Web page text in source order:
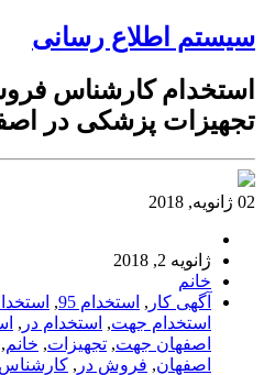
سیستم اطلاع رسانی
استخدام کارشناس
تجهیزات پزشکی در
02 ژانویه, 2018
ژانویه 2, 2018
خانم
آگهی کار , استخدام 95 ,
استخدام جهت, استخدام در ,
اصفهان جهت, تجهیزات, خانم,
اصفهان, فروش در ,